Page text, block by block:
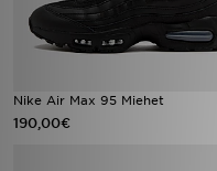
Nike Air Max 95 Miehet
190,00€